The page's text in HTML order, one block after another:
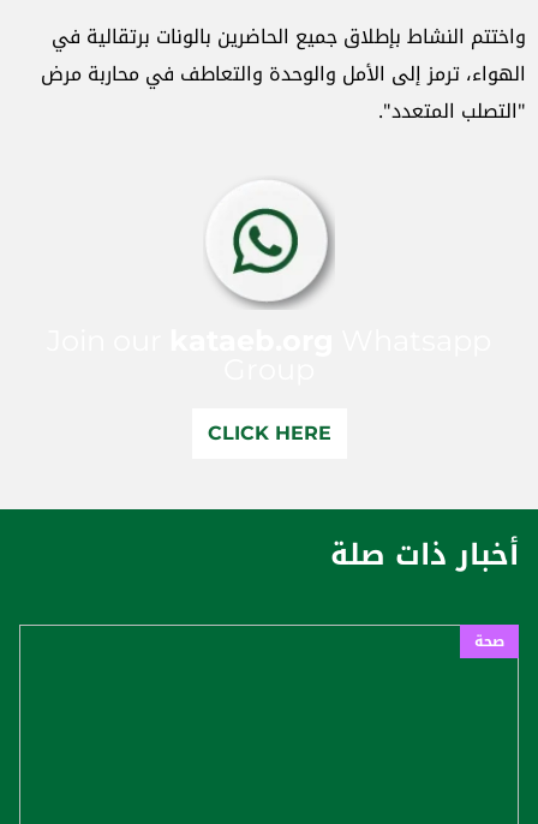
واختتم النشاط بإطلاق جميع الحاضرين بالونات برتقالية في
الهواء، ترمز إلى الأمل والوحدة والتعاطف في محاربة مرض
"التصلب المتعدد".
CLICK HERE
أخبار ذات صلة
صحة